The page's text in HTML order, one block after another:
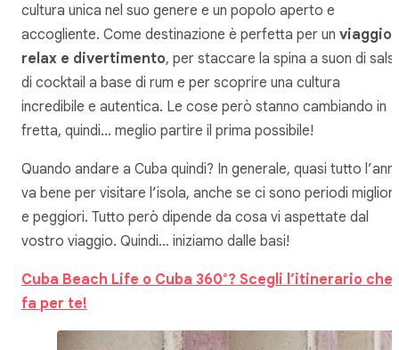
cultura unica nel suo genere e un popolo aperto e
accogliente. Come destinazione è perfetta per un viaggio
relax e divertimento, per staccare la spina a suon di
di cocktail a base di rum e per scoprire una cultura
incredibile e autentica. Le cose però stanno cambiando in
fretta, quindi… meglio partire il prima possibile!
Quando andare a Cuba quindi? In generale, quasi tutto
va bene per visitare l’isola, anche se ci sono periodi migliori
e peggiori. Tutto però dipende da cosa vi aspettate dal
vostro viaggio. Quindi… iniziamo dalle basi!
Cuba Beach Life o Cuba 360°? Scegli l’itinerario che
fa per te!